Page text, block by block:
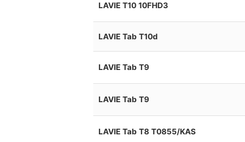
LAVIE T10 10FHD3
LAVIE Tab T10d
LAVIE Tab T9
LAVIE Tab T9
LAVIE Tab T8 T0855/KAS